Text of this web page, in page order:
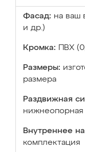
Фасад: на ваш
и др.)
Кромка: ПВХ
Размеры:
размера
Раздвижная
нижнеопорная
Внутреннее
комплектация